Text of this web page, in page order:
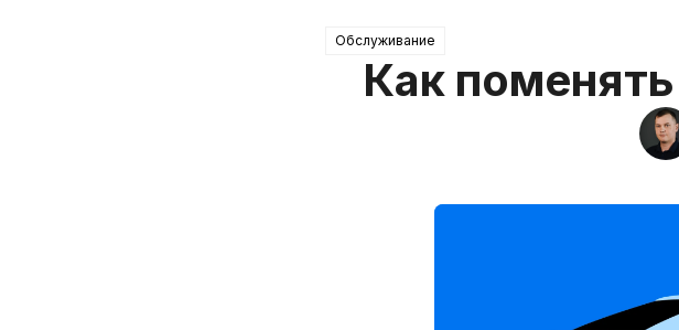
Обслуживание
Как